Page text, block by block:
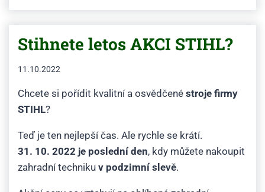
Stihnete letos AKCI STIHL?
11.10.2022
Chcete si pořídit kvalitní a osvědčené stroje firmy
STIHL?
Teď je ten nejlepší čas. Ale rychle se krátí.
31. 10. 2022 je poslední den, kdy můžete nakoupit
zahradní techniku v podzimní slevě.